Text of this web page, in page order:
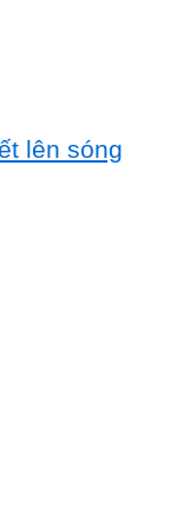
lên sóng